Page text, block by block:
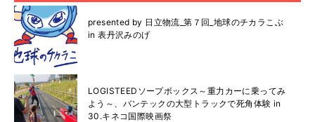
presented by 日立物流_第７回_地球のチカラこぶ
in 表丹沢みのげ
LOGISTEEDソープボックス～重力カーに乗ってみ
よう～、バンテックの大型トラックで死角体験 in
30.キネコ国際映画祭